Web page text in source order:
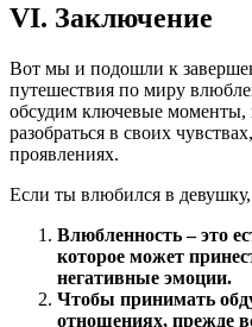
VI. Заключение
Вот мы и подошли к
путешествия по миру
обсудим ключевые моменты,
разобраться в своих
проявлениях.
Если ты влюбился в девушку,
Влюбленность – это
которое может
негативные эмоции.
Чтобы принимать
отношениях, прежде